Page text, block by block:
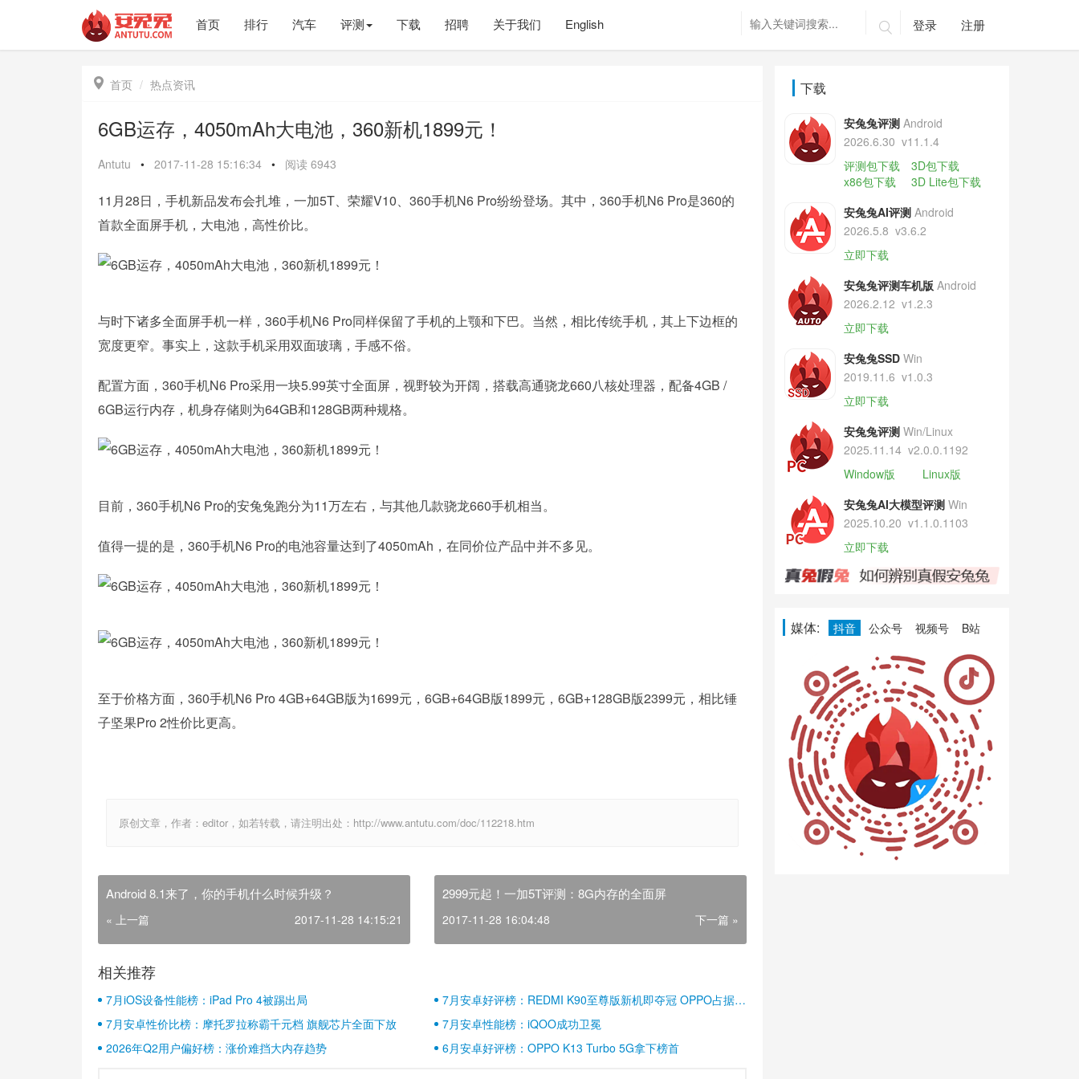
首页 排行 汽车 评测 下载 招聘 关于我们 English  登录 注册
 首页 热点资讯
6GB运存，4050mAh大电池，360新机1899元！
Antutu • 2017-11-28 15:16:34 • 阅读 6943
11月28日，手机新品发布会扎堆，一加5T、荣耀V10、360手机N6 Pro纷纷登场。其中，360手机N6 Pro是360的
首款全面屏手机，大电池，高性价比。
与时下诸多全面屏手机一样，360手机N6 Pro同样保留了手机的上颚和下巴。当然，相比传统手机，其上下边框的
宽度更窄。事实上，这款手机采用双面玻璃，手感不俗。
配置方面，360手机N6 Pro采用一块5.99英寸全面屏，视野较为开阔，搭载高通骁龙660八核处理器，配备4GB /
6GB运行内存，机身存储则为64GB和128GB两种规格。
目前，360手机N6 Pro的安兔兔跑分为11万左右，与其他几款骁龙660手机相当。
值得一提的是，360手机N6 Pro的电池容量达到了4050mAh，在同价位产品中并不多见。
至于价格方面，360手机N6 Pro 4GB+64GB版为1699元，6GB+64GB版1899元，6GB+128GB版2399元，相比锤
子坚果Pro 2性价比更高。
原创文章，作者：editor，如若转载，请注明出处：http://www.antutu.com/doc/112218.htm
Android 8.1来了，你的手机什么时候升级？
« 上一篇 2017-11-28 14:15:21
2999元起！一加5T评测：8G内存的全面屏
2017-11-28 16:04:48 下一篇 »
相关推荐
7月iOS设备性能榜：iPad Pro 4被踢出局
7月安卓好评榜：REDMI K90至尊版新机即夺冠 OPPO占据半
壁江山
7月安卓性价比榜：摩托罗拉称霸千元档 旗舰芯片全面下放
7月安卓性能榜：iQOO成功卫冕
2026年Q2用户偏好榜：涨价难挡大内存趋势
6月安卓好评榜：OPPO K13 Turbo 5G拿下榜首
下载
安兔兔评测 Android
2026.6.30 v11.1.4
评测包下载
3D包下载
x86包下载
3D Lite包下载
安兔兔AI评测 Android
2026.5.8 v3.6.2
立即下载
安兔兔评测车机版 Android
2026.2.12 v1.2.3
立即下载
安兔兔SSD Win
2019.11.6 v1.0.3
立即下载
安兔兔评测 Win/Linux
2025.11.14 v2.0.0.1192
Window版
Linux版
安兔兔AI大模型评测 Win
2025.10.20 v1.1.0.1103
立即下载
媒体: 抖音 公众号 视频号 B站